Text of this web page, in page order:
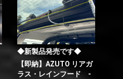
◆新製品発売です◆
【即納】AZUTO リアガ
ラス・レインフード -